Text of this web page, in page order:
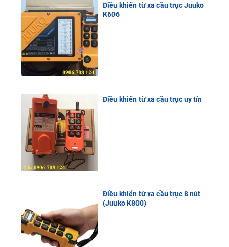
Điều khiển từ xa cầu trục Juuko
K606
Điều khiển từ xa cầu trục uy tín
Điều khiển từ xa cầu trục 8 nút
(Juuko K800)